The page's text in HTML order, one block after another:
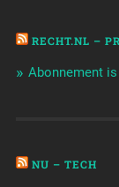
RECHT.NL –
Abonnement
NU – TECH